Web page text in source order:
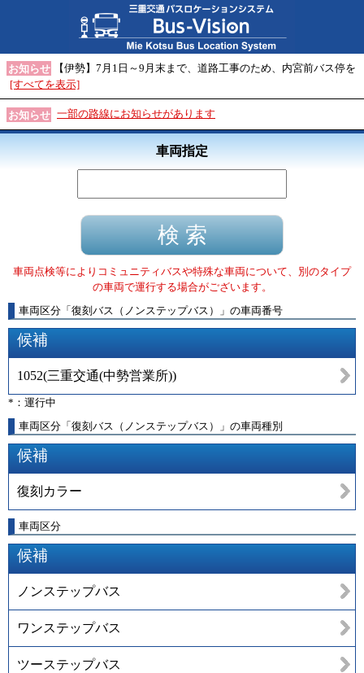
お知らせ
【伊勢】7月1日～9月末まで、道路工事のため、内宮前バス停を
[すべてを表示]
お知らせ 一部の路線にお知らせがあります
車両指定
車両点検等によりコミュニティバスや特殊な車両について、別のタイプ
の車両で運行する場合がございます。
車両区分 「 復刻バス（ノンステップバス） 」 の車両番号
候補
1052(三重交通(中勢営業所))
*：運行中
車両区分「復刻バス（ノンステップバス）」の車両種別
候補
復刻カラー
車両区分
候補
ノンステップバス
ワンステップバス
ツーステップバス